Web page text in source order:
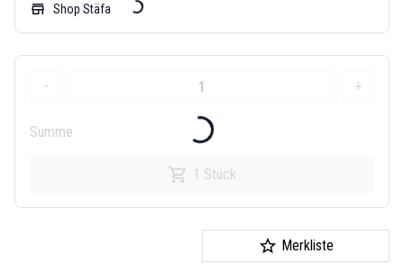
store Shop Stäfa
- +
Summe
1 Stück
Merkliste